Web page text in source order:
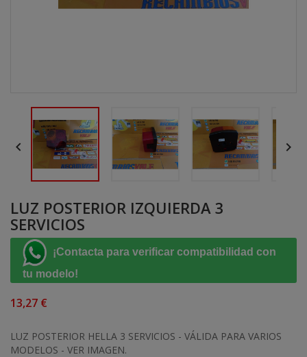
 
LUZ POSTERIOR IZQUIERDA 3
SERVICIOS
¡Contacta para verificar compatibilidad con
tu modelo!
13,27 €
LUZ POSTERIOR HELLA 3 SERVICIOS - VÁLIDA PARA VARIOS
MODELOS - VER IMAGEN.